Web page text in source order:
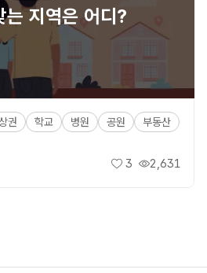
는 지역은 어디?
권 학교 병원 공원
부동산
좋아요
3 조회수
2,631